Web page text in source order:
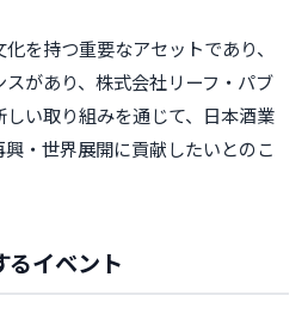
を持つ重要なアセットであり、
があり、株式会社リーフ・パブ
い取り組みを通じて、日本酒業
・世界展開に貢献したいとのこ
イベント